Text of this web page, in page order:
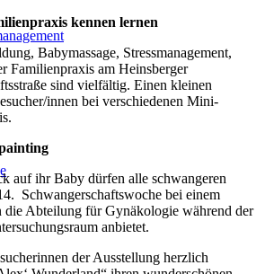
kennen lernen
Babymassage, Stressmanagement,
Familienpraxis am Heinsberger
sind vielfältig. Einen kleinen
innen bei verschiedenen Mini-
auf ihr Baby dürfen alle schwangeren
Schwangerschaftswoche bei einem
die Abteilung für Gynäkologie während der
anbietet.
der Ausstellung herzlich